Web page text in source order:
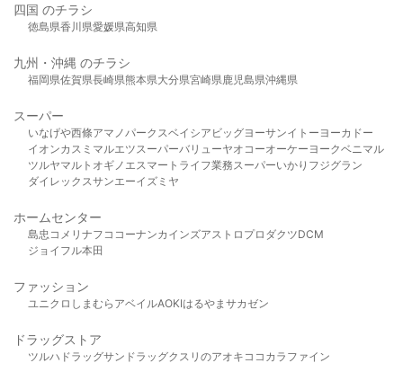
四国 のチラシ
徳島県香川県愛媛県高知県
九州・沖縄 のチラシ
福岡県佐賀県長崎県熊本県大分県宮崎県鹿児島県沖縄県
スーパー
いなげや西條アマノパークスベイシア ビッグヨーサンイトーヨーカドー
イオンカスミ マルエツスーパーバリューヤオコーオーケー ヨークベニマル
ツルヤマルト オギノ エスマート ライフ業務スーパーいかり フジグラン
ダイレックスサンエーイズミヤ
ホームセンター
島忠 コメリ ナフコ コーナンカインズアストロプロダクツDCM
ジョイフル本田
ファッション
ユニクロ しまむら アベイルAOKIはるやま サカゼン
ドラッグストア
ツルハドラッグサンドラッグクスリのアオキ ココカラファイン